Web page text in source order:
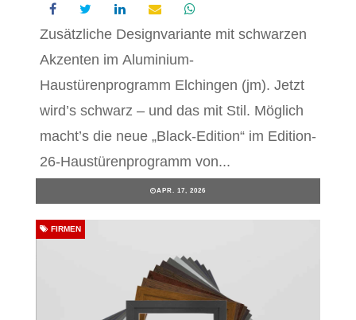
Zusätzliche Designvariante mit schwarzen
Akzenten im Aluminium-
Haustürenprogramm Elchingen (jm). Jetzt
wird’s schwarz – und das mit Stil. Möglich
macht’s die neue „Black-Edition“ im Edition-
26-Haustürenprogramm von...
APR. 17, 2026
FIRMEN